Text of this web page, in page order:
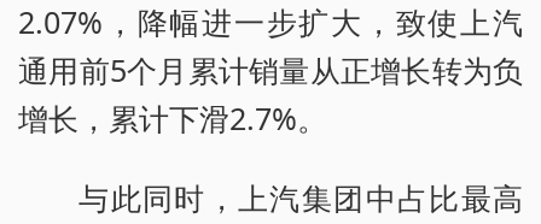
2.07%，降幅进一步扩大，致使上汽
通用前5个月累计销量从正增长转为负
增长，累计下滑2.7%。
与此同时，上汽集团中占比最高